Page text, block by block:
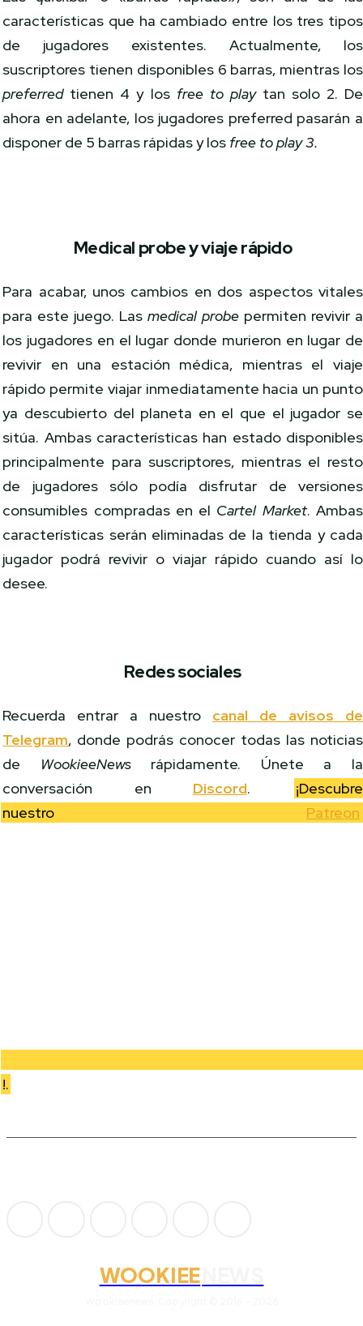
características que ha cambiado entre los tres tipos
de jugadores existentes. Actualmente, los
suscriptores tienen disponibles 6 barras, mientras los
preferredtienen 4 y los free to play tan solo 2. De
ahora en adelante, los jugadores preferred pasarán a
disponer de 5 barras rápidas y los free to play 3.
Medical probe y viaje rápido
Para acabar, unos cambios en dos aspectos vitales
para este juego. Lasmedical probe permiten revivir a
los jugadores en el lugar donde murieron en lugar de
revivir en una estación médica, mientras el viaje
rápido permite viajar inmediatamente hacia un punto
ya descubierto del planeta en el que el jugador se
sitúa. Ambas características han estado disponibles
principalmente para suscriptores, mientras el resto
de jugadores sólo podía disfrutar de versiones
consumibles compradas en el Cartel Market. Ambas
características serán eliminadas de la tienda y cada
jugador podrá revivir o viajar rápido cuando así lo
desee.
Redes sociales
Recuerda entrar a nuestro canal de avisos de
Telegram, donde podrás conocer todas las noticias
de WookieeNewsrápidamente. Únete a la
conversación en Discord.
¡Descubre
nuestro Patreon
!.
WOOKIEE